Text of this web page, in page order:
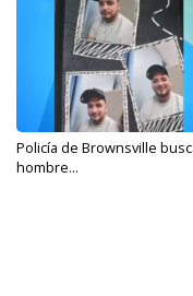
Policía de Brownsville
hombre...